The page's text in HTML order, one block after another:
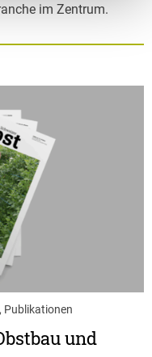
im Zentrum.
Publikationen
und